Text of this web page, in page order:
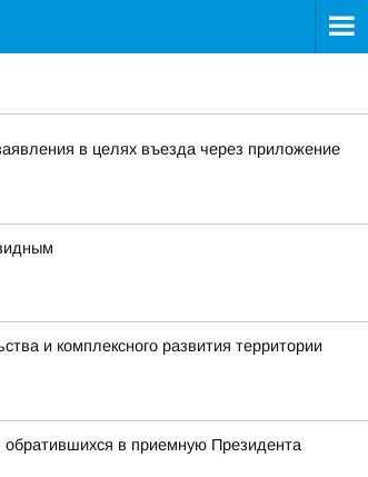
в целях въезда через приложение
и комплексного развития территории
обратившихся в приемную Президента